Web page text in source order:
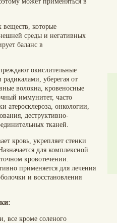
веществ, которые
среды и негативных
баланс в
окислительные
уберегая от
волокна, кровеносные
иммунитет, часто
атеросклероза, онкологии,
деструктивно-
тканей.
кровь, укрепляет стенки
для комплексной
кровотечении.
применяется для лечения
и восстановления
все кроме соленого